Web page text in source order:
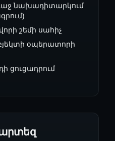
նախադիտարկում
շեմի սահիչ
օպերատորի
ցուցադրում